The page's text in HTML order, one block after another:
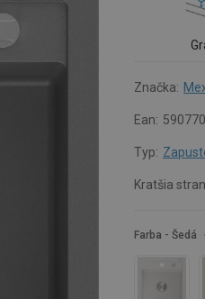
Značka:
Ean:
Typ:
Kratšia
Farba - Šedá